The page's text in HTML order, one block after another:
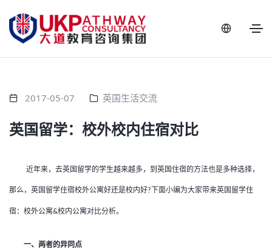
2017-05-07 英国生活交流
英国留学：校外校内住宿对比
近年来，去英国留学的学生越来越多，到英国住宿的方法也是多种选择，
那么，英国留学住宿校外公寓好还是校内好? 下面小编为大家带来英国留学住
宿：校外公寓&校内公寓对比分析。
一、两者的异同点